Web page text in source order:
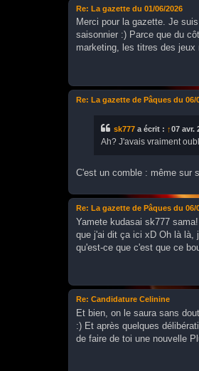
Re: La gazette du 01/06/2026
Merci pour la gazette. Je
saisonnier :) Parce que du
marketing, les titres des jeux
Re: La gazette de Pâques du 06/
sk777 a écrit : ↑07 avr.
Ah? J'avais vraiment
C'est un comble : même sur
Re: La gazette de Pâques du 06/
Yamete kudasai sk777
que j'ai dit ça ici xD Oh là là,
qu'est-ce que c'est que ce
Re: Candidature Celinine
Et bien, on le saura sans
:) Et après quelques
de faire de toi une nouvelle